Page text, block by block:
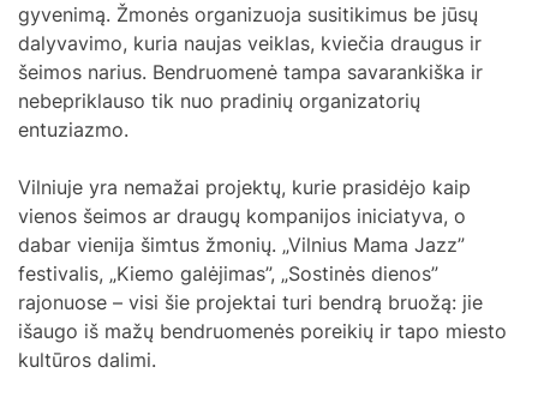
gyvenimą. Žmonės organizuoja susitikimus be jūsų
dalyvavimo, kuria naujas veiklas, kviečia draugus ir
šeimos narius. Bendruomenė tampa savarankiška ir
nebepriklauso tik nuo pradinių organizatorių
entuziazmo.
Vilniuje yra nemažai projektų, kurie prasidėjo kaip
vienos šeimos ar draugų kompanijos iniciatyva, o
dabar vienija šimtus žmonių. „Vilnius Mama Jazz”
festivalis, „Kiemo galėjimas”, „Sostinės dienos”
rajonuose – visi šie projektai turi bendrą bruožą: jie
išaugo iš mažų bendruomenės poreikių ir tapo miesto
kultūros dalimi.